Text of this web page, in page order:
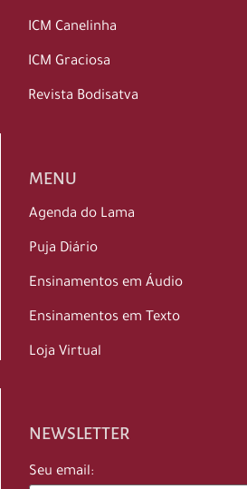
ICM Canelinha
ICM Graciosa
Revista Bodisatva
MENU
Agenda do Lama
Puja Diário
Ensinamentos em Áudio
Ensinamentos em Texto
Loja Virtual
NEWSLETTER
Seu email: